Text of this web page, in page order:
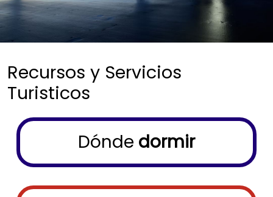
Recursos y Servicios
Turisticos
Menu buscador
Dónde dormir